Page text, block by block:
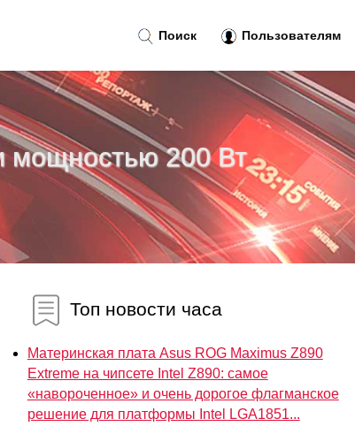
мощностью 200 Вт
Топ новости часа
Материнская плата Asus ROG Maximus Z890
Extreme на чипсете Intel Z890: самое
«навороченное» и очень дорогое флагманское
решение для платформы Intel LGA1851...
Поиск Пользователям